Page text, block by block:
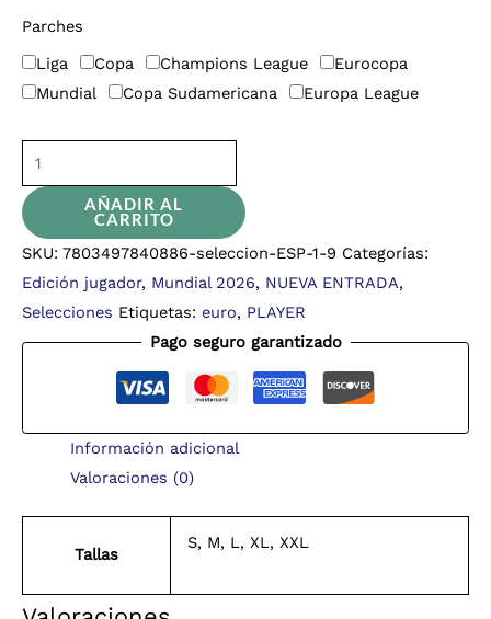
Parches
Liga
Copa Champions League
Eurocopa
Mundial
Copa Sudamericana Europa League
AÑADIR AL
CARRITO
SKU: 7803497840886-seleccion-ESP-1-9 Categorías:
Edición jugador, Mundial 2026, NUEVA ENTRADA,
Selecciones Etiquetas: euro, PLAYER
Pago seguro garantizado
Información adicional
Valoraciones (0)
Tallas
S, M, L, XL, XXL